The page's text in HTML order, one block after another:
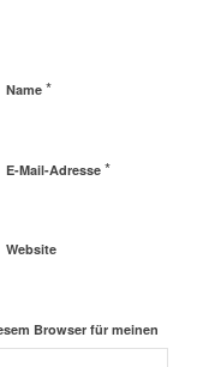
Name *
E-Mail-Adresse *
Website
Browser für meinen